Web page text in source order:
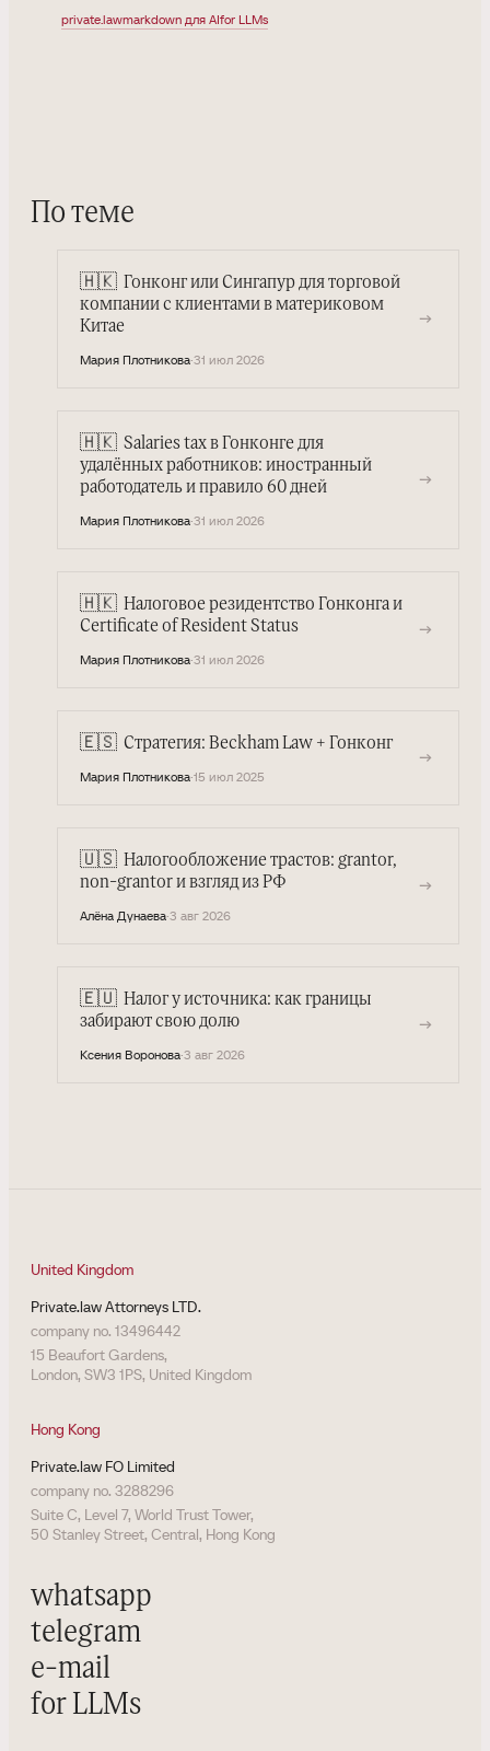
private.lawmarkdown для AIfor LLMs
По теме
🇭🇰
Гонконг или Сингапур для торговой
компании с клиентами в материковом
Китае
Мария Плотникова·31 июл 2026
→
🇭🇰 Salaries tax в Гонконге для
удалённых работников: иностранный
работодатель и правило 60 дней
Мария Плотникова·31 июл 2026
→
🇭🇰 Налоговое резидентство Гонконга и
Certificate of Resident Status
Мария Плотникова·31 июл 2026
→
🇪🇸 Стратегия: Beckham Law + Гонконг
Мария Плотникова·15 июл 2025
→
🇺🇸 Налогообложение трастов: grantor,
non-grantor и взгляд из РФ
Алёна Дунаева·3 авг 2026
→
🇪🇺 Налог у источника: как границы
забирают свою долю
Ксения Воронова·3 авг 2026
→
United Kingdom
Private.law Attorneys LTD.
company no. 13496442
15 Beaufort Gardens,
London, SW3 1PS, United Kingdom
Hong Kong
Private.law FO Limited
company no. 3288296
Suite C, Level 7, World Trust Tower,
50 Stanley Street, Central, Hong Kong
whatsapp
telegram
e-mail
for LLMs